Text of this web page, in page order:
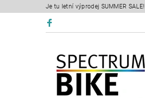
Je tu letní výprodej SUMMER